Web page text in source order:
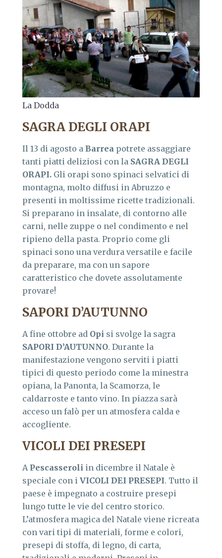
La Dodda
SAGRA DEGLI ORAPI
Il 13 di agosto a Barrea potrete assaggiare
tanti piatti deliziosi con la SAGRA DEGLI
ORAPI. Gli orapi sono spinaci selvatici di
montagna, molto diffusi in Abruzzo e
presenti in moltissime ricette tradizionali.
Si preparano in insalate, di contorno alle
carni, nelle zuppe o nel condimento e nel
ripieno della pasta. Proprio come gli
spinaci sono una verdura versatile e facile
da preparare, ma con un sapore
caratteristico che dovete assolutamente
provare!
SAPORI D’AUTUNNO
A fine ottobre ad Opi si svolge la sagra
SAPORI D’AUTUNNO. Durante la
manifestazione vengono serviti i piatti
tipici di questo periodo come la minestra
opiana, la Panonta, la Scamorza, le
caldarroste e tanto vino. In piazza sarà
acceso un falò per un atmosfera calda e
accogliente.
VICOLI DEI PRESEPI
A Pescasseroli in dicembre il Natale è
speciale con i VICOLI DEI PRESEPI. Tutto il
paese è impegnato a costruire presepi
lungo tutte le vie del centro storico.
L’atmosfera magica del Natale viene ricreata
con vari tipi di materiali, forme e colori,
presepi di stoffa, di legno, di carta,